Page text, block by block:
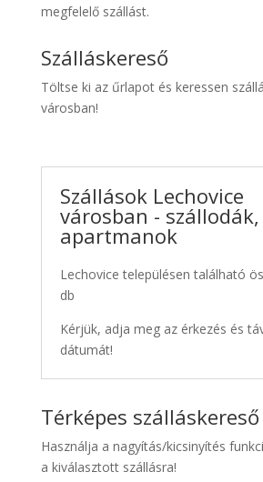
Transzfer
Kiwi
Taxi
megfelelő szállást.
Szálláskereső
Töltse ki az űrlapot és keressen
városban!
Szállások Lechovice
városban - szállodák,
apartmanok
Lechovice településen található
db
Kérjük, adja meg az érkezés és
dátumát!
Térképes szálláskereső
Használja a nagyítás/kicsinyítés
a kiválasztott szállásra!